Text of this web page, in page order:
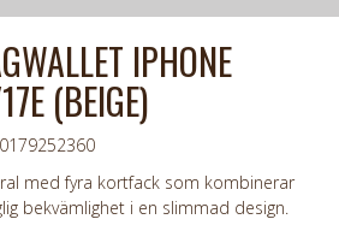
IPHONE
(BEIGE)
med fyra kortfack som kombinerar
bekvämlighet i en slimmad design.